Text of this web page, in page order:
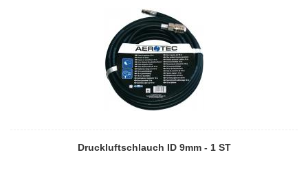
Druckluftschlauch ID 9mm - 1 ST